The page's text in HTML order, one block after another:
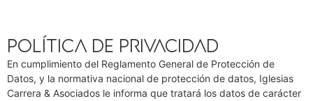
Política de privacidad
En cumplimiento del Reglamento General de Protección de
Datos, y la normativa nacional de protección de datos, Iglesias
Carrera & Asociados le informa que tratará los datos de carácter